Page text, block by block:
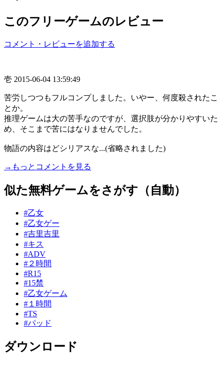
このフリーゲームのレビュー
コメント・レビューを追加する
壱 2015-06-04 13:59:49
苦労しつつもフルコンプしました。いやー、何度殺されたこ
とか。
推理ゲームは大の苦手なのですが、選択肢が分かりやすいた
め、そこまで苦にはなりませんでした。
物語の内容はどシリアスな...(省略されました)
→もっとコメントを見る
似た無料ゲームをさがす（自動）
#乙女
#乙女ゲー
#吉里吉里
#キス
#ADV
#２時間
#R15
#15禁
#乙女ゲーム
#１時間
#TS
#パッド
ダウンロード